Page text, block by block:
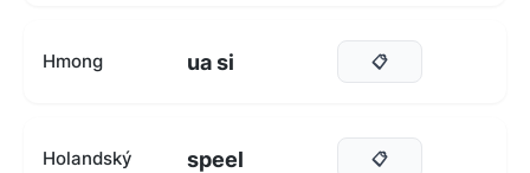
Hmong ua si 📋
Holandský speel 📋